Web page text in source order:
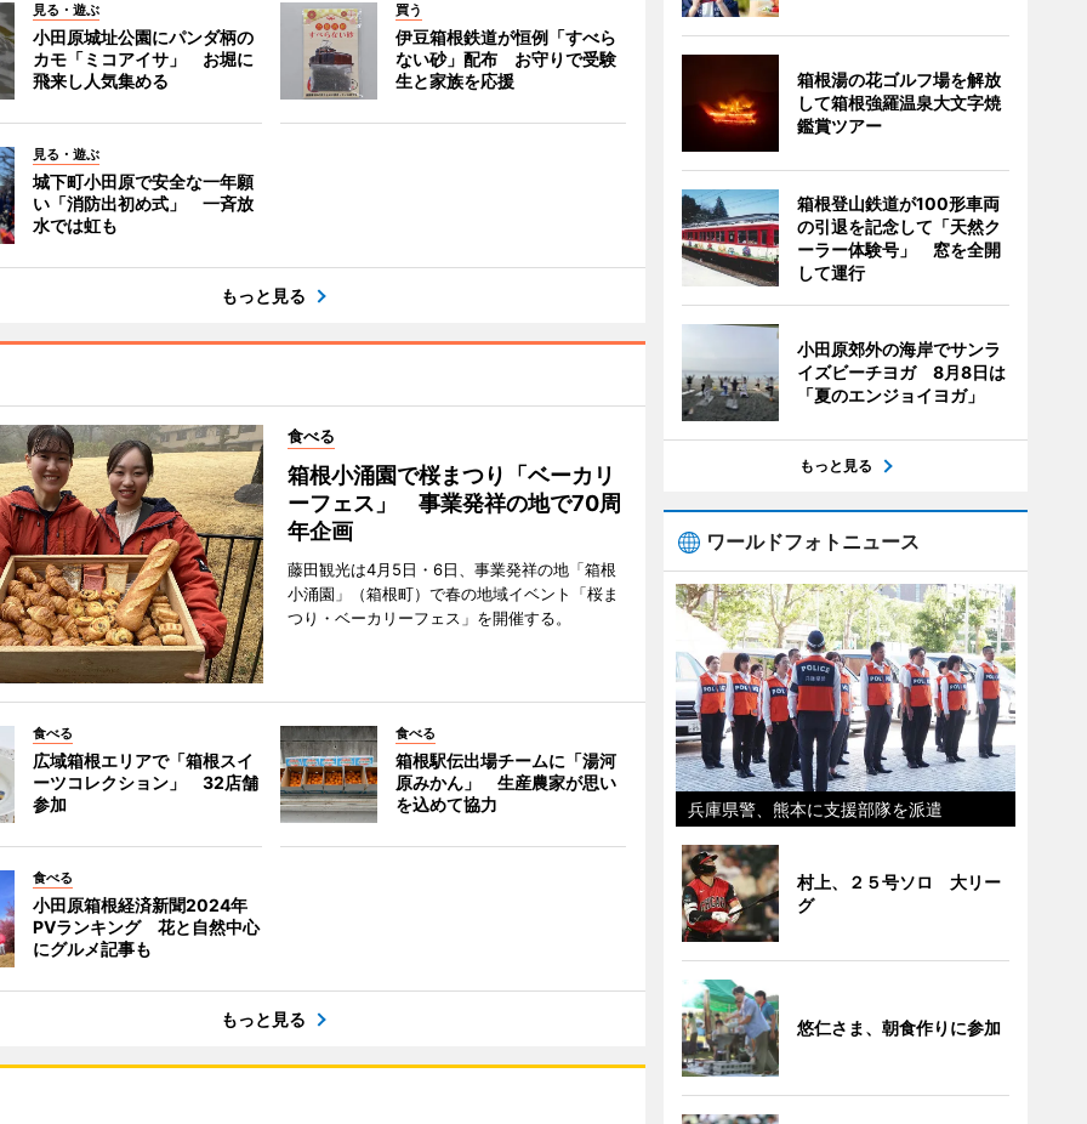
見る・遊ぶ
小田原城址公園にパンダ柄の
カモ「ミコアイサ」 お堀に
飛来し人気集める
買う
伊豆箱根鉄道が恒例「すべら
ない砂」配布 お守りで受験
生と家族を応援
見る・遊ぶ
城下町小田原で安全な一年願
い「消防出初め式」 一斉放
水では虹も
もっと見る
食べる
箱根小涌園で桜まつり「ベーカリ
ーフェス」 事業発祥の地で70周
年企画
藤田観光は4月5日・6日、事業発祥の地「箱根
小涌園」（箱根町）で春の地域イベント「桜ま
つり・ベーカリーフェス」を開催する。
食べる
広域箱根エリアで「箱根スイ
ーツコレクション」 32店舗
参加
食べる
箱根駅伝出場チームに「湯河
原みかん」 生産農家が思い
を込めて協力
食べる
小田原箱根経済新聞2024年
PVランキング 花と自然中心
にグルメ記事も
もっと見る
箱根湯の花ゴルフ場を解放
して箱根強羅温泉大文字焼
鑑賞ツアー
箱根登山鉄道が100形車両
の引退を記念して「天然ク
ーラー体験号」 窓を全開
して運行
小田原郊外の海岸でサンラ
イズビーチヨガ 8月8日は
「夏のエンジョイヨガ」
もっと見る
ワールドフォトニュース
兵庫県警、熊本に支援部隊を派遣
村上、２５号ソロ 大リー
グ
悠仁さま、朝食作りに参加